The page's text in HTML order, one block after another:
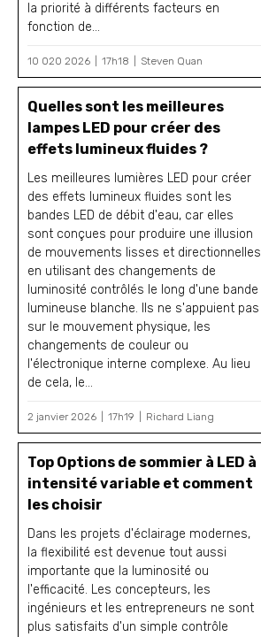
la priorité à différents facteurs en
fonction de...
10 020 2026 17h18 Steven Quan
Quelles sont les meilleures
lampes LED pour créer des
effets lumineux fluides ?
Les meilleures lumières LED pour créer
des effets lumineux fluides sont les
bandes LED de débit d'eau, car elles
sont conçues pour produire une illusion
de mouvements lisses et directionnelles
en utilisant des changements de
luminosité contrôlés le long d'une bande
lumineuse blanche. Ils ne s'appuient pas
sur le mouvement physique, les
changements de couleur ou
l'électronique interne complexe. Au lieu
de cela, le...
2 janvier 2026 17h19 Richard Liang
Top Options de sommier à LED à
intensité variable et comment
les choisir
Dans les projets d'éclairage modernes,
la flexibilité est devenue tout aussi
importante que la luminosité ou
l'efficacité. Les concepteurs, les
ingénieurs et les entrepreneurs ne sont
plus satisfaits d'un simple contrôle